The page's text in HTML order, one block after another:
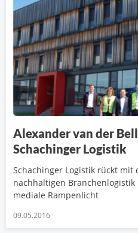
Alexander van der
Schachinger Logistik
Schachinger Logistik rückt mit
nachhaltigen
mediale Rampenlicht
09.05.2016